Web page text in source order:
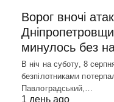
Ворог вночі
минулось без
В ніч на суботу, 8
безпілотниками
Павлоградський,…
1 день ago